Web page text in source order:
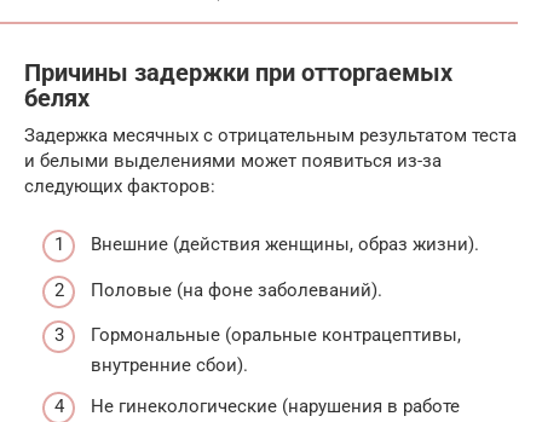
Причины задержки при отторгаемых
белях
Задержка месячных с отрицательным результатом теста
и белыми выделениями может появиться из-за
следующих факторов:
Внешние (действия женщины, образ жизни).
Половые (на фоне заболеваний).
Гормональные (оральные контрацептивы,
внутренние сбои).
Не гинекологические (нарушения в работе